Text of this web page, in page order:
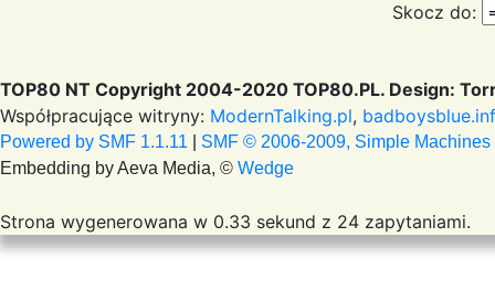
Skocz do:
TOP80 NT Copyright 2004-2020 TOP80.PL. Design:
Współpracujące witryny: ModernTalking.pl,
Powered by SMF 1.1.11
SMF © 2006-2009, Simple Machines
Embedding by Aeva Media, © Wedge
Strona wygenerowana w 0.33 sekund z 24 zapytaniami.